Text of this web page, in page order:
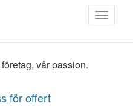
Toggle
digitala och
vår passion.
för offert